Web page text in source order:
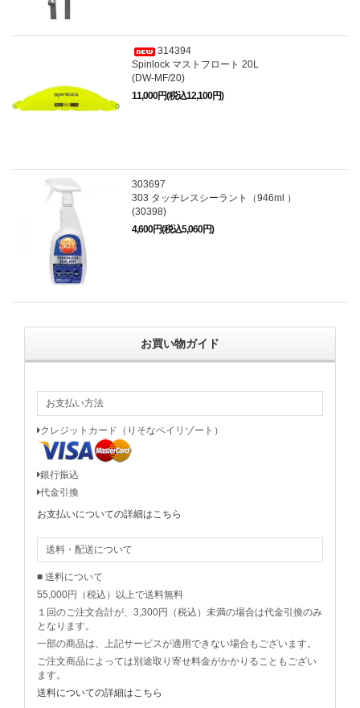
314394
Spinlock マストフロート 20L
(DW-MF/20)
11,000円(税込12,100円)
303697
303 タッチレスシーラント（946ml ）
(30398)
4,600円(税込5,060円)
お買い物ガイド
お支払い方法
クレジットカード（りそなペイリゾート）
銀行振込
代金引換
お支払いについての詳細はこちら
送料・配送について
■ 送料について
55,000円（税込）以上で送料無料
１回のご注文合計が、3,300円（税込）未満の場合は代金引換のみ
となります。
一部の商品は、上記サービスが適用できない場合もございます。
ご注文商品によっては別途取り寄せ料金がかかりることもござい
ます。
送料についての詳細はこちら